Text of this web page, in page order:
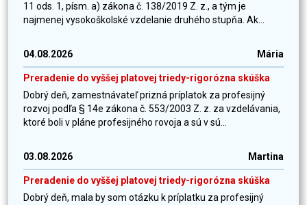
11 ods. 1, písm. a) zákona č. 138/2019 Z. z., a tým je
najmenej vysokoškolské vzdelanie druhého stupňa. Ak...
04.08.2026 Mária
Preradenie do vyššej platovej triedy-rigorózna skúška
Dobrý deň, zamestnávateľ prizná príplatok za profesijný
rozvoj podľa § 14e zákona č. 553/2003 Z. z. za vzdelávania,
ktoré boli v pláne profesijného rovoja a sú v sú...
03.08.2026 Martina
Preradenie do vyššej platovej triedy-rigorózna skúška
Dobrý deň, mala by som otázku k príplatku za profesijný